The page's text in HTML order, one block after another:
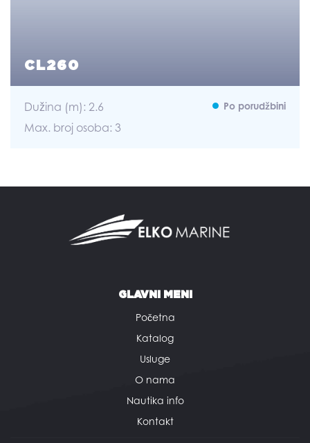
CL260
Dužina (m): 2.6
Max. broj osoba: 3
Po porudžbini
GLAVNI MENI
Početna
Katalog
Usluge
O nama
Nautika info
Kontakt